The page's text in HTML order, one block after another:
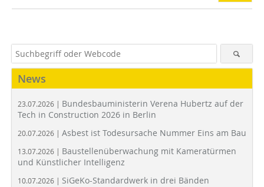
News
23.07.2026 | Bundesbauministerin Verena Hubertz auf der
Tech in Construction 2026 in Berlin
20.07.2026 | Asbest ist Todesursache Nummer Eins am Bau
13.07.2026 | Baustellenüberwachung mit Kameratürmen
und Künstlicher Intelligenz
10.07.2026 | SiGeKo-Standardwerk in drei Bänden